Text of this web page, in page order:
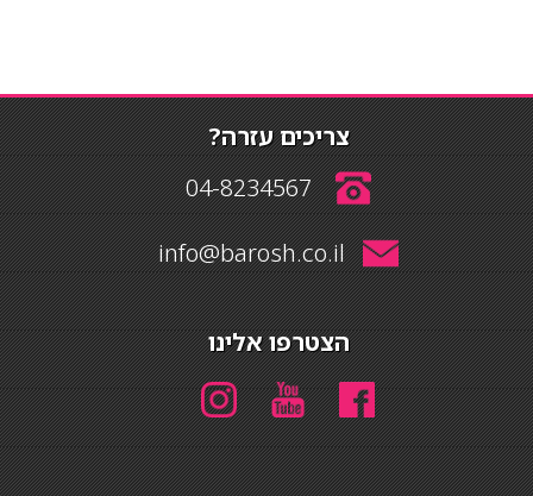
צריכים עזרה?
04-8234567
info@barosh.co.il
הצטרפו אלינו